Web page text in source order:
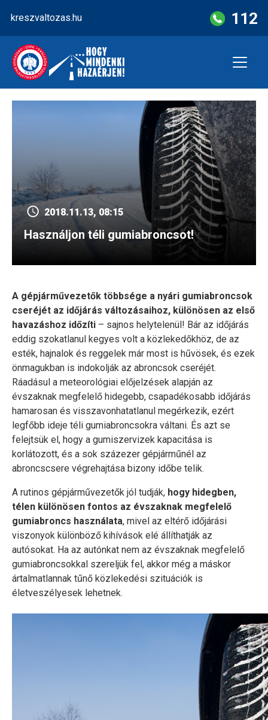
content
kreszvaltozas.hu 112
2018.11.13, 08:15
Használjon téli gumiabroncsot!
A gépjárművezetők többsége a nyári gumiabroncsok
cseréjét az időjárás változásaihoz, különösen az első
havazáshoz időzíti – sajnos helytelenül! Bár az időjárás
eddig szokatlanul kegyes volt a közlekedőkhöz, de az
esték, hajnalok és reggelek már most is hűvösek, és ezek
önmagukban is indokolják az abroncsok cseréjét.
Ráadásul a meteorológiai előjelzések alapján az
évszaknak megfelelő hidegebb, csapadékosabb időjárás
hamarosan és visszavonhatatlanul megérkezik, ezért
legfőbb ideje téli gumiabroncsokra váltani. És azt se
felejtsük el, hogy a gumiszervizek kapacitása is
korlátozott, és a sok százezer gépjárműnél az
abroncscsere végrehajtása bizony időbe telik.
A rutinos gépjárművezetők jól tudják, hogy hidegben,
télen különösen fontos az évszaknak megfelelő
gumiabroncs használata, mivel az eltérő időjárási
viszonyok különböző kihívások elé állíthatják az
autósokat. Ha az autónkat nem az évszaknak megfelelő
gumiabroncsokkal szereljük fel, akkor még a máskor
ártalmatlannak tűnő közlekedési szituációk is
életveszélyesek lehetnek.